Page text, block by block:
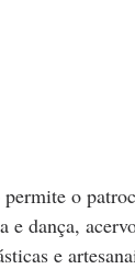
o
e dança,
e